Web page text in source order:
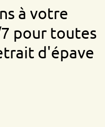
à votre
pour toutes
d'épave